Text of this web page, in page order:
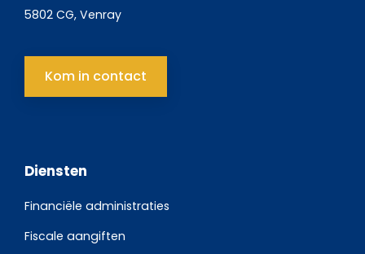
5802 CG, Venray
Kom in contact
Diensten
Financiële administraties
Fiscale aangiften